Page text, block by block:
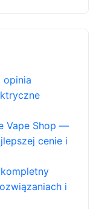
opinia
Vape Shop —
cenie i
i